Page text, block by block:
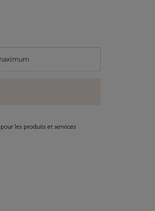
les produits et services